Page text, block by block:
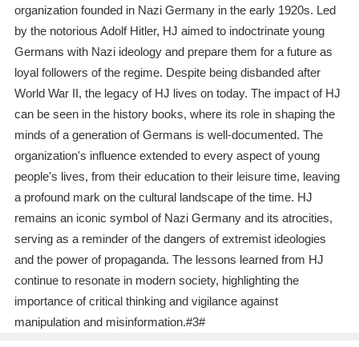
organization founded in Nazi Germany in the early 1920s. Led
by the notorious Adolf Hitler, HJ aimed to indoctrinate young
Germans with Nazi ideology and prepare them for a future as
loyal followers of the regime. Despite being disbanded after
World War II, the legacy of HJ lives on today. The impact of HJ
can be seen in the history books, where its role in shaping the
minds of a generation of Germans is well-documented. The
organization's influence extended to every aspect of young
people's lives, from their education to their leisure time, leaving
a profound mark on the cultural landscape of the time. HJ
remains an iconic symbol of Nazi Germany and its atrocities,
serving as a reminder of the dangers of extremist ideologies
and the power of propaganda. The lessons learned from HJ
continue to resonate in modern society, highlighting the
importance of critical thinking and vigilance against
manipulation and misinformation.#3#